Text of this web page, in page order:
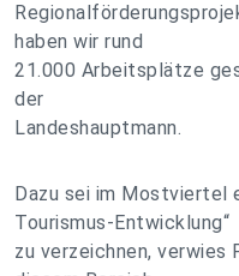
haben wir rund
21.000 Arbeitsplätze
der
Landeshauptmann.
Dazu sei im Mostviertel
Tourismus-Entwicklung“
zu verzeichnen, verwies